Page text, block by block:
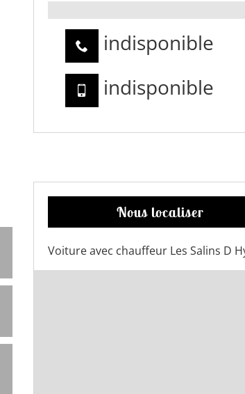
indisponible
indisponible
Nous localiser
Voiture avec chauffeur Les Salins D